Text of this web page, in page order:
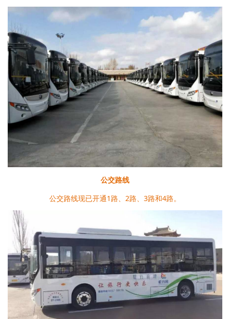
公交路线
公交路线现已开通1路、2路、3路和4路。